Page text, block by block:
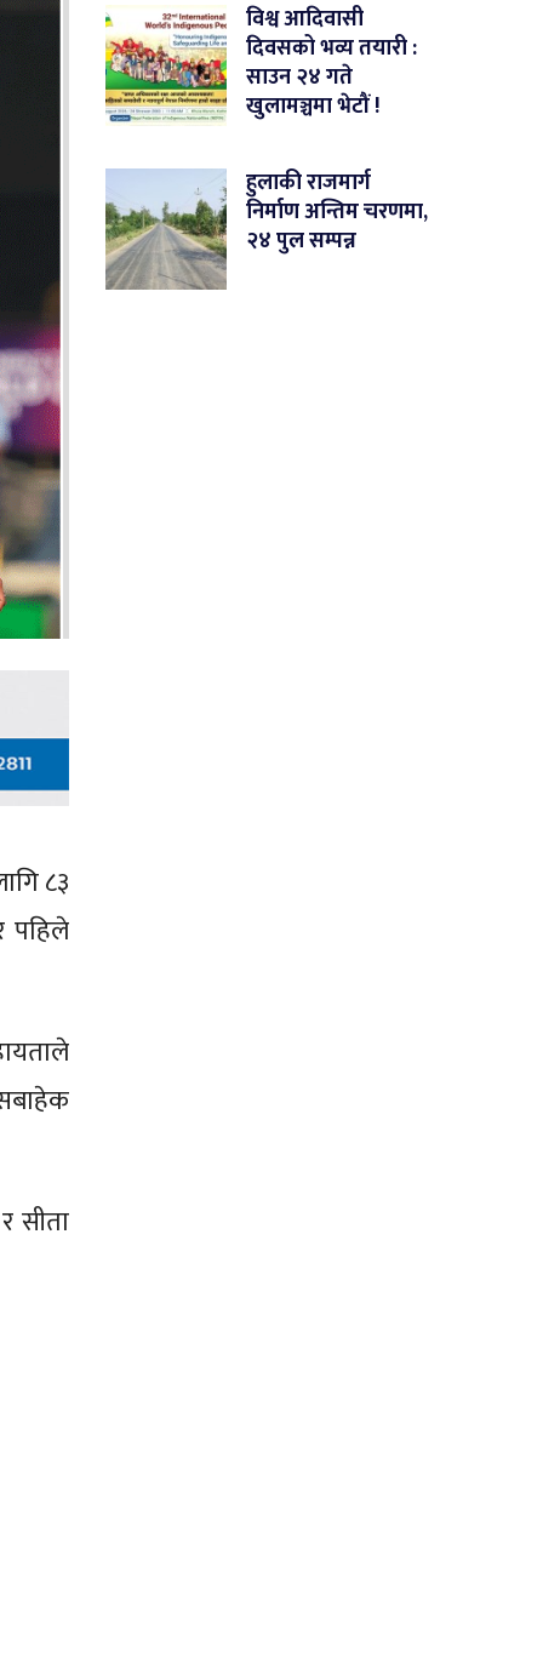
८३
पहिले
सीता
विश्व आदिवासी
दिवसको भव्य तयारी :
साउन २४ गते
खुलामञ्चमा भेटौं !
हुलाकी राजमार्ग
निर्माण अन्तिम चरणमा,
२४ पुल सम्पन्न